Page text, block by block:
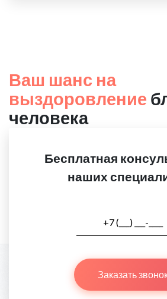
Ваш шанс на
выздоровление
человека
Бесплатная
наших
Заказать